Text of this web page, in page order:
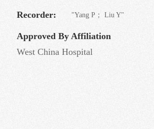
Recorder: "Yang P； Liu Y"
Approved By Affiliation
West China Hospital